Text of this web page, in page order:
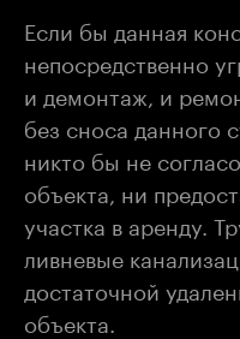
Если бы данная
непосредственно
и демонтаж, и
без сноса данного
никто бы не
объекта, ни
участка в аренду.
ливневые
достаточной
объекта.